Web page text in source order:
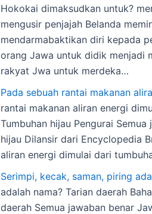
Hokokai dimaksudkan untuk?
mengusir penjajah Belanda
mendarmabaktikan diri kepada
orang Jawa untuk didik menjadi
rakyat Jwa untuk merdeka…
Pada sebuah rantai makanan
rantai makanan aliran energi
Tumbuhan hijau Pengurai
hijau Dilansir dari Encyclopedia
aliran energi dimulai dari
Serimpi, kecak, saman, piring
adalah nama? Tarian daerah
daerah Semua jawaban benar